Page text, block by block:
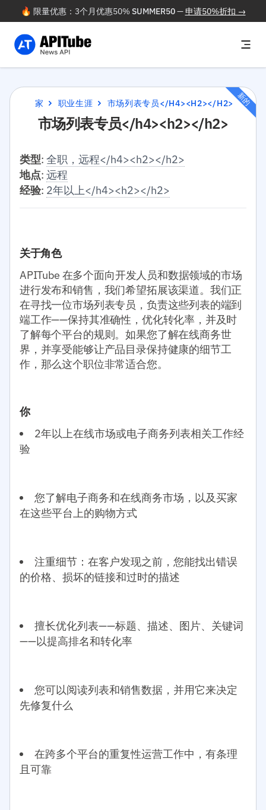
🔥 限量优惠：3个月优惠50% SUMMER50—申请50%折扣 →
家 职业生涯 市场列表专员</H4><H2></H2>
市场列表专员</h4><h2></h2>
新的
类型: 全职，远程</h4><h2></h2>
地点: 远程
经验: 2年以上</h4><h2></h2>
关于角色
APITube 在多个面向开发人员和数据领域的市场
进行发布和销售，我们希望拓展该渠道。我们正
在寻找一位市场列表专员，负责这些列表的端到
端工作——保持其准确性，优化转化率，并及时
了解每个平台的规则。如果您了解在线商务世
界，并享受能够让产品目录保持健康的细节工
作，那么这个职位非常适合您。
你
2年以上在线市场或电子商务列表相关工作经
验
您了解电子商务和在线商务市场，以及买家
在这些平台上的购物方式
注重细节：在客户发现之前，您能找出错误
的价格、损坏的链接和过时的描述
擅长优化列表——标题、描述、图片、关键词
——以提高排名和转化率
您可以阅读列表和销售数据，并用它来决定
先修复什么
在跨多个平台的重复性运营工作中，有条理
且可靠